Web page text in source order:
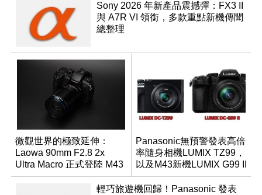
Sony 2026 年新產品震撼彈：FX3 II
與 A7R VI 領銜，多款重點新機傳聞
總整理
微觀世界的極致延伸：
Laowa 90mm F2.8 2x
Ultra Macro 正式登陸 M43
系統
Panasonic無預警發表高倍
率隨身相機LUMIX TZ99，
以及M43新機LUMIX G99 II
輕巧旅遊機回歸！Panasonic 發表